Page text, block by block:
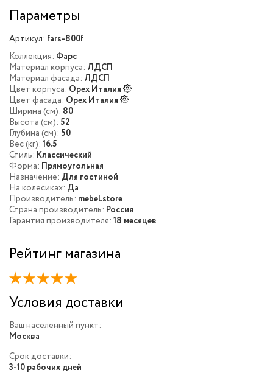
Параметры
Артикул: fars-800f
Коллекция: Фарс
Материал корпуса: ЛДСП
Материал фасада: ЛДСП
Цвет корпуса: Орех Италия
Цвет фасада: Орех Италия
Ширина (см): 80
Высота (см): 52
Глубина (см): 50
Вес (кг): 16.5
Стиль: Классический
Форма: Прямоугольная
Назначение: Для гостиной
На колесиках: Да
Производитель: mebel.store
Страна производитель: Россия
Гарантия производителя: 18 месяцев
Рейтинг магазина
Условия доставки
Ваш населенный пункт:
Москва
Срок доставки:
3-10 рабочих дней